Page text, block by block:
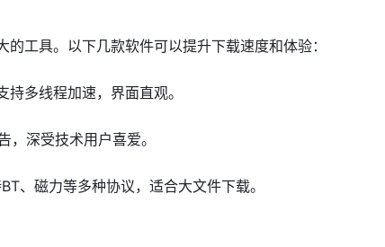
工具。以下几款软件可以提升下载速度和体验：
多线程加速，界面直观。
深受技术用户喜爱。
、磁力等多种协议，适合大文件下载。